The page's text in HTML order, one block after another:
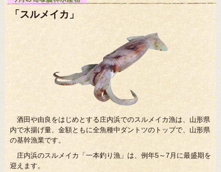
「スルメイカ」
酒田や由良をはじめとする庄内浜でのスルメイカ漁は、山形県
内で水揚げ量、金額ともに全魚種中ダントツのトップで、山形県
の基幹漁業です。
庄内浜のスルメイカ「一本釣り漁」は、例年5～7月に最盛期を
迎えます。